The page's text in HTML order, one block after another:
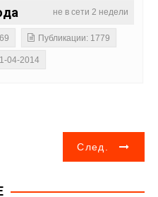
не в сети 2 недели
Публикации: 1779
04-2014
След.